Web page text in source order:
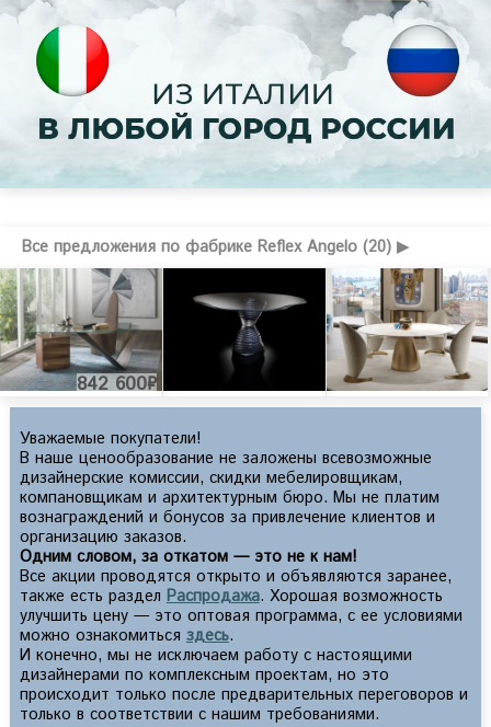
Все предложения по фабрике Reflex Angelo (20) ▶
842 600₽
Уважаемые покупатели!
В наше ценообразование не заложены всевозможные
дизайнерские комиссии, скидки мебелировщикам,
компановщикам и архитектурным бюро. Мы не платим
вознаграждений и бонусов за привлечение клиентов и
организацию заказов.
Одним словом, за откатом — это не к нам!
Все акции проводятся открыто и объявляются заранее,
также есть раздел Распродажа. Хорошая возможность
улучшить цену — это оптовая программа, с ее условиями
можно ознакомиться здесь.
И конечно, мы не исключаем работу с настоящими
дизайнерами по комплексным проектам, но это
происходит только после предварительных переговоров и
только в соответствии с нашим требованиями.